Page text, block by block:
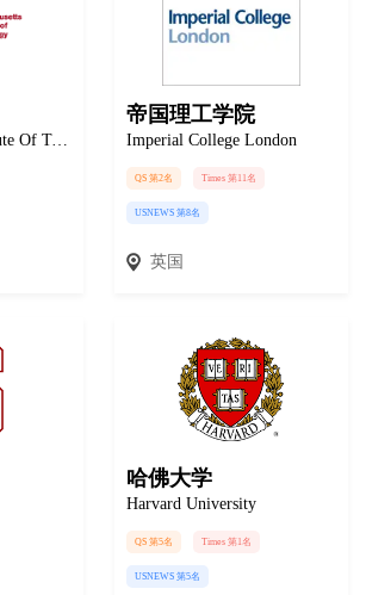
Massachusetts Institute Of Technology
帝国理工学院
Imperial College London
QS 第2名 Times 第11名
USNEWS 第8名
英国
哈佛大学
Harvard University
QS 第5名 Times 第1名
USNEWS 第5名